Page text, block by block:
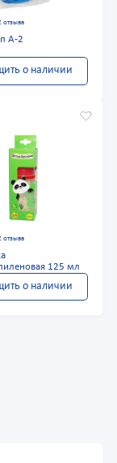
отзыва
А-2
о наличии
отзыва
125 мл
о наличии